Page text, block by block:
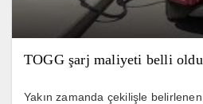
TOGG şarj maliyeti belli oldu
Yakın zamanda çekilişle